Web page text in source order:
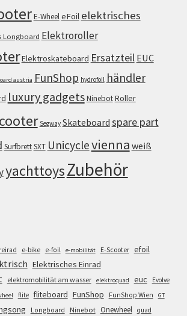
E-WheeleFoil elektrisches
Longboard Elektroroller
Elektroskateboard Ersatzteil EUC
austria FunShop hydrofoil händler
luxury gadgetsNinebotRoller
Segway Skateboard spare part
SurfbrettSXT Unicyclevienna weiß
yachttoysZubehör
e-bike e-foil e-mobilität E-Scooter efoil
Elektrisches Einrad
elektromobilität am wasser elektroquad euc
Evolve
flite fliteboard FunShop FunShop Wien GT
Longboard Ninebot Onewheel quad